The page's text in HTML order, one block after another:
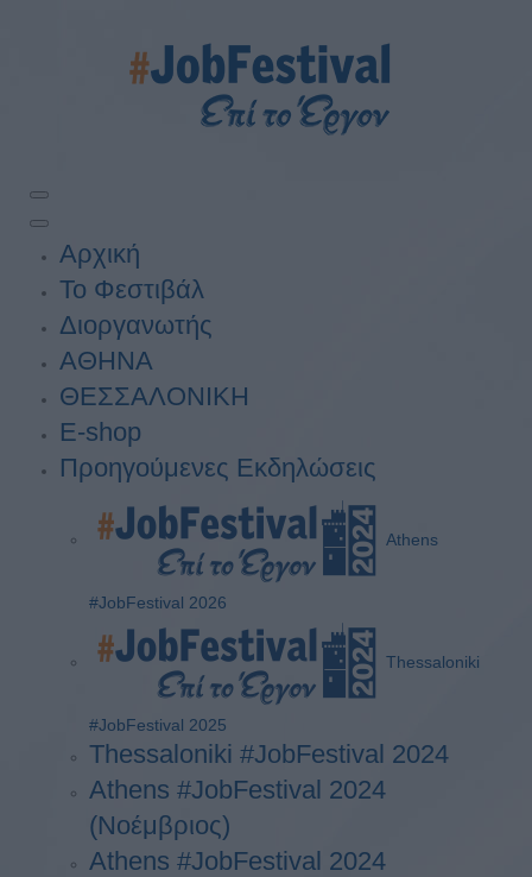
Αρχική
Το Φεστιβάλ
Διοργανωτής
ΑΘΗΝΑ
ΘΕΣΣΑΛΟΝΙΚΗ
E-shop
Προηγούμενες Εκδηλώσεις
Athens
#JobFestival 2026
Thessaloniki
#JobFestival 2025
Thessaloniki #JobFestival 2024
Athens #JobFestival 2024
(Νοέμβριος)
Athens #JobFestival 2024